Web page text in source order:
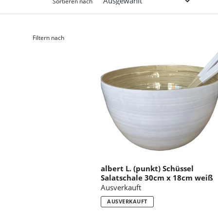
Filtern nach
albert L. (punkt) Schüssel
Salatschale 30cm x 18cm weiß
Ausverkauft
AUSVERKAUFT